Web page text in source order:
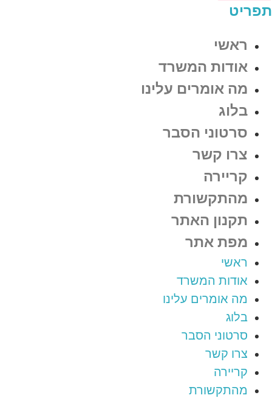
תפריט
ראשי
אודות המשרד
מה אומרים עלינו
בלוג
סרטוני הסבר
צרו קשר
קריירה
מהתקשורת
תקנון האתר
מפת אתר
ראשי
אודות המשרד
מה אומרים עלינו
בלוג
סרטוני הסבר
צרו קשר
קריירה
מהתקשורת